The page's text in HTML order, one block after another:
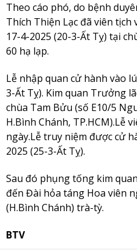
Theo cáo phó, do bệnh
Thích Thiện Lạc đã viên
17-4-2025 (20-3-Ất Tỵ) tại
60 hạ lạp.
Lễ nhập quan cử hành vào
3-Ất Tỵ). Kim quan Trưởng
chùa Tam Bửu (số E10/5
H.Bình Chánh, TP.HCM).Lễ
ngày.Lễ truy niệm được cử
2025 (25-3-Ất Tỵ).
Sau đó phụng tống kim
đến Đài hỏa táng Hoa viên
(H.Bình Chánh) trà-tỳ.
BTV